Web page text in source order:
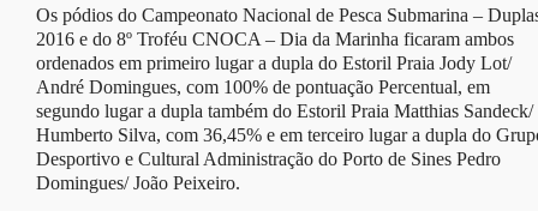
Os pódios do Campeonato Nacional de Pesca Submarina –
2016 e do 8º Troféu CNOCA – Dia da Marinha ficaram ambos
ordenados em primeiro lugar a dupla do Estoril Praia Jody Lot/
André Domingues, com 100% de pontuação Percentual, em
segundo lugar a dupla também do Estoril Praia Matthias Sandeck/
Humberto Silva, com 36,45% e em terceiro lugar a dupla do
Desportivo e Cultural Administração do Porto de Sines Pedro
Domingues/ João Peixeiro.